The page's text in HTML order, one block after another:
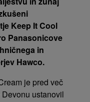
Keep It Cool
Panasonicove
in
Hawco.
je pred več
ustanovil